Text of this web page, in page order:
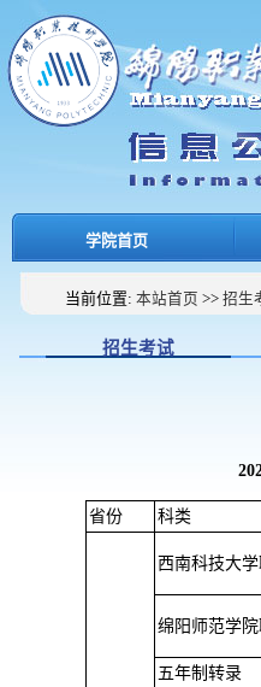
学院首页
当前位置: 本站首页 >> 招生
招生考试
2025年各批次
省份 科类
西南科技大
绵阳师范学
五年制转录